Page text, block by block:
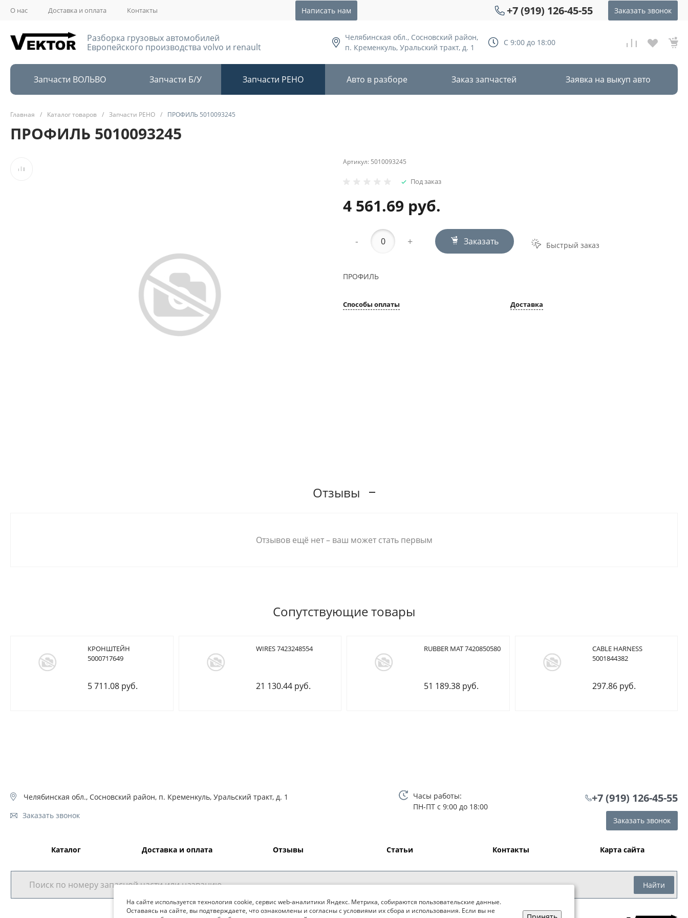
О нас Доставка и оплата Контакты Написать нам +7 (919) 126-45-55 Заказать звонок
Разборка грузовых автомобилей
Европейского производства volvo и renault
Челябинская обл., Сосновский район,
п. Кременкуль, Уральский тракт, д. 1
С 9:00 до 18:00
Запчасти ВОЛЬВО Запчасти Б/У Запчасти РЕНО Авто в разборе Заказ запчастей Заявка на выкуп авто
Главная / Каталог товаров / Запчасти РЕНО / ПРОФИЛЬ 5010093245
ПРОФИЛЬ 5010093245
Артикул: 5010093245
Под заказ
4 561.69 руб.
- + Заказать Быстрый заказ
ПРОФИЛЬ
Способы оплаты Доставка
Отзывы
Отзывов ещё нет – ваш может стать первым
Сопутствующие товары
КРОНШТЕЙН
5000717649
5 711.08 руб.
WIRES 7423248554
21 130.44 руб.
RUBBER MAT 7420850580
51 189.38 руб.
CABLE HARNESS
5001844382
297.86 руб.
Челябинская обл., Сосновский район, п. Кременкуль, Уральский тракт, д. 1
Заказать звонок
Часы работы:
ПН-ПТ с 9:00 до 18:00
+7 (919) 126-45-55
Заказать звонок
Каталог Доставка и оплата Отзывы Статьи Контакты Карта сайта
Найти
На сайте используется технология cookie, сервис web-аналитики Яндекс. Метрика, собираются пользовательские данные.
Оставаясь на сайте, вы подтверждаете, что ознакомлены и согласны с условиями их сбора и использования. Если вы не